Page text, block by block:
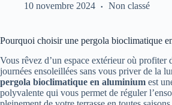
10 novembre 2024 Non classé
Pourquoi choisir une pergola bioclimatique
Vous rêvez d’un espace extérieur où profiter
journées ensoleillées sans vous priver de la
pergola bioclimatique en aluminium est
polyvalente qui vous permet de réguler